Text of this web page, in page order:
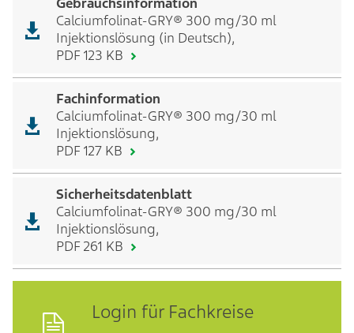
Calciumfolinat-GRY® 300 mg/30 ml
Injektionslösung (in Deutsch),
PDF 123 KB
Fachinformation
Calciumfolinat-GRY® 300 mg/30 ml
Injektionslösung,
PDF 127 KB
Sicherheitsdatenblatt
Calciumfolinat-GRY® 300 mg/30 ml
Injektionslösung,
PDF 261 KB
Login für Fachkreise